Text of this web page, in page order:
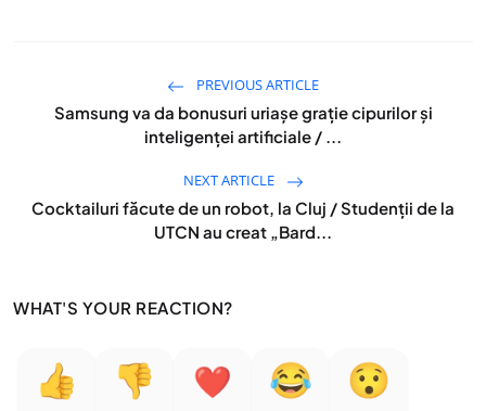
PREVIOUS ARTICLE
Samsung va da bonusuri uriașe grație cipurilor și
inteligenței artificiale / ...
NEXT ARTICLE
Cocktailuri făcute de un robot, la Cluj / Studenții de la
UTCN au creat „Bard...
WHAT'S YOUR REACTION?